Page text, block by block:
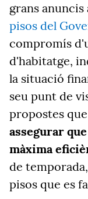
grans
pisos del
compromís
d'habitatge,
la situació
seu punt de
propostes
assegurar
màxima
de
pisos que es